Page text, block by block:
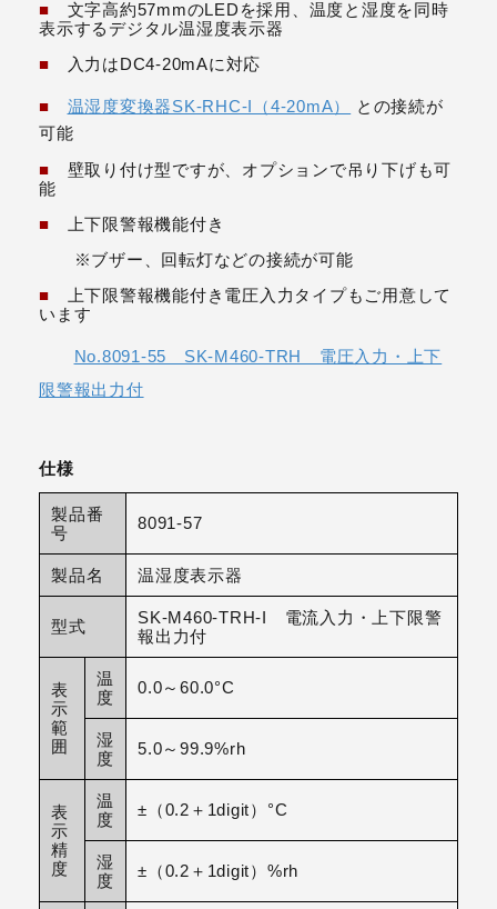
■ 文字高約57mmのLEDを採用、温度と湿度を同時
表示するデジタル温湿度表示器
■ 入力はDC4-20mAに対応
■ 温湿度変換器SK-RHC-I（4-20mA）
との接続が
可能
■ 壁取り付け型ですが、オプションで吊り下げも可
能
■ 上下限警報機能付き
※ブザー、回転灯などの接続が可能
■ 上下限警報機能付き電圧入力タイプもご用意して
います
No.8091-55 SK-M460-TRH 電圧入力・上下
限警報出力付
仕様
製品番
号
8091-57
製品名 温湿度表示器
型式
SK-M460-TRH-I 電流入力・上下限警
報出力付
表
示
範
囲
温
度
0.0～60.0°C
湿
度
5.0～99.9%rh
表
示
精
度
温
度
±（0.2＋1digit）°C
湿
度
±（0.2＋1digit）%rh